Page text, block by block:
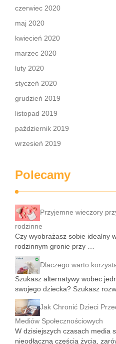
czerwiec 2020
maj 2020
kwiecień 2020
marzec 2020
luty 2020
styczeń 2020
grudzień 2019
listopad 2019
październik 2019
wrzesień 2019
Polecamy
Przyjemne wieczory
rodzinne
Czy wyobrażasz sobie idealny
rodzinnym gronie przy …
Dlaczego warto
Szukasz alternatywy wobec
swojego dziecka? Szukasz
Jak Chronić Dzieci
Mediów Społecznościowych
W dzisiejszych czasach media
nieodłączną częścią życia,